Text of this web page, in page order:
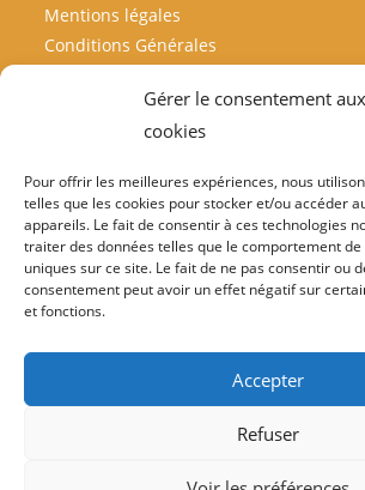
Gérer le consentement aux
cookies
Pour offrir les meilleures expériences, nous
telles que les cookies pour stocker et/ou accéder
appareils. Le fait de consentir à ces technologies
traiter des données telles que le comportement de
uniques sur ce site. Le fait de ne pas consentir ou
consentement peut avoir un effet négatif sur
et fonctions.
Accepter
Refuser
Mentions légales
Conditions Générales
Politique de remboursement
Politique de confidentialité
Informations
Suivre ma commande
06.20.49.95.13
© 2025 Objets artisanaux en bois uniques